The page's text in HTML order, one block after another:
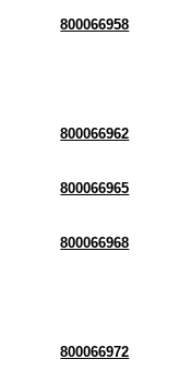
800066958
800066962
800066965
800066968
800066972